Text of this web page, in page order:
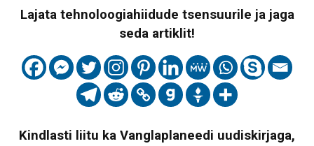
Lajata tehnoloogiahiidude tsensuurile ja jaga
seda artiklit!
Kindlasti liitu ka Vanglaplaneedi uudiskirjaga,